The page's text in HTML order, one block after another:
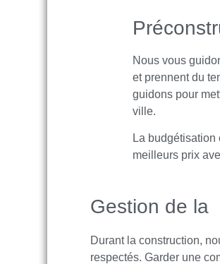
Nous vous
et prennent du
guidons pour
ville.
La budgétisation
meilleurs prix
Gestion de la
Durant la construction,
respectés. Garder une